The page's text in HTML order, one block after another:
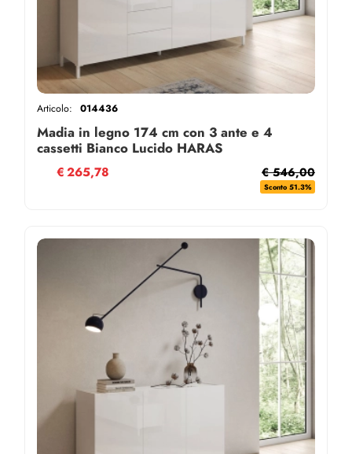
Madia in legno 174 cm con 3 ante e 4
cassetti Bianco Lucido HARAS
Articolo: 014436
€ 546,00
Sconto 51.3%
€265,78